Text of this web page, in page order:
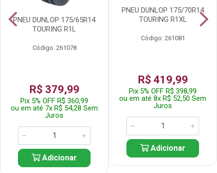
PNEU DUNLOP 175/65R14
TOURING R1L
Código: 261078
R$ 379,99
Pix 5% OFF R$ 360,99
ou em até 7x R$ 54,28 Sem
Juros
Adicionar
PNEU DUNLOP 175/70R14
TOURING R1XL
Código: 261081
R$ 419,99
Pix 5% OFF R$ 398,99
ou em até 8x R$ 52,50 Sem
Juros
Adicionar